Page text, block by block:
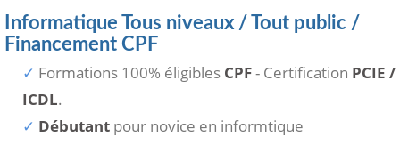
Informatique Tous niveaux / Tout public /
Financement CPF
Formations 100% éligibles CPF- Certification PCIE /
ICDL.
Débutant pour novice en informtique